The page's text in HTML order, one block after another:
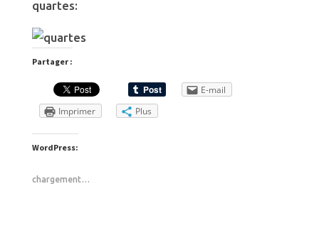
quartes:
Partager :
E-mail
Imprimer
Plus
WordPress:
chargement…